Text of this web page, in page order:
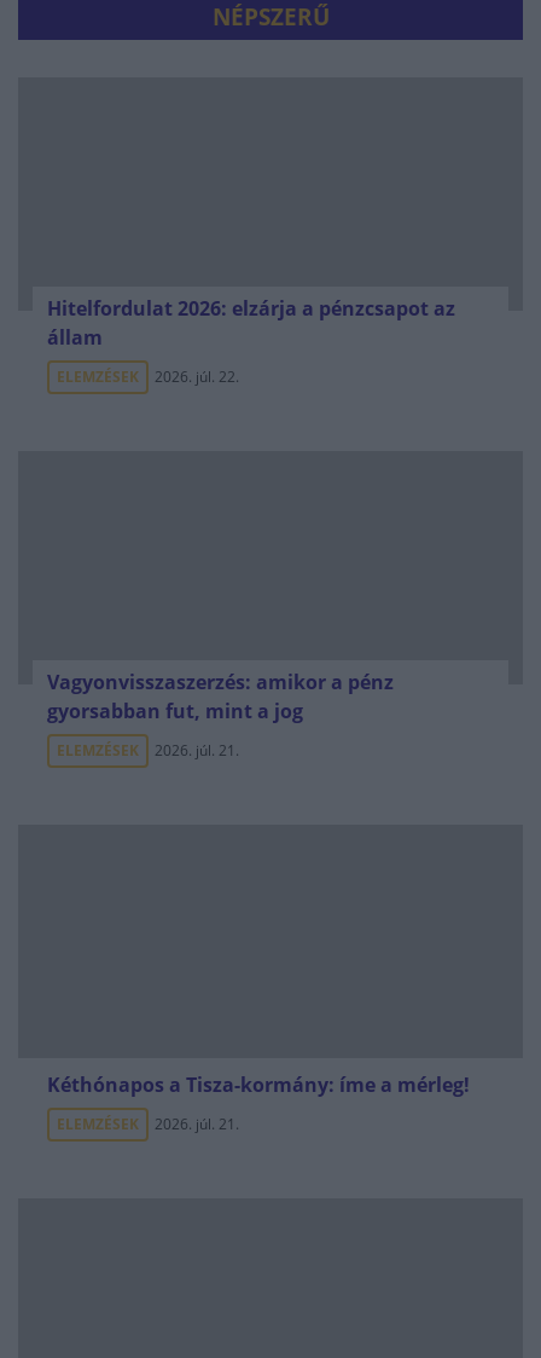
NÉPSZERŰ
Hitelfordulat 2026: elzárja a pénzcsapot az
állam
ELEMZÉSEK 2026. júl. 22.
Vagyonvisszaszerzés: amikor a pénz
gyorsabban fut, mint a jog
ELEMZÉSEK 2026. júl. 21.
Kéthónapos a Tisza-kormány: íme a mérleg!
ELEMZÉSEK 2026. júl. 21.